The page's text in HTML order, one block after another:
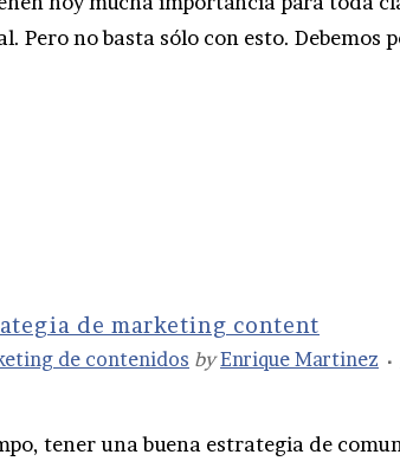
Pero no basta sólo con esto. Debemos
de marketing content
de contenidos byEnrique Martinez
tener una buena estrategia de